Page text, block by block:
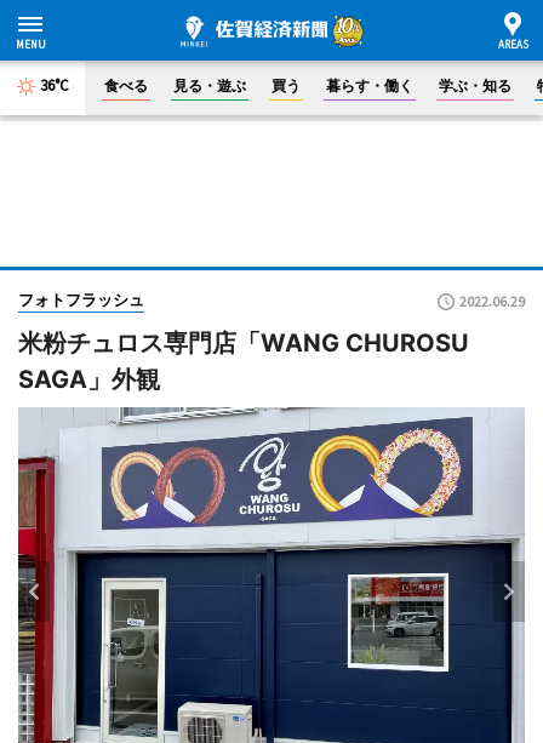
36°C 食べる 見る・遊ぶ 買う 暮らす・働く 学ぶ・知る
フォトフラッシュ 2022.06.29
米粉チュロス専門店「WANG CHUROSU
SAGA」外観